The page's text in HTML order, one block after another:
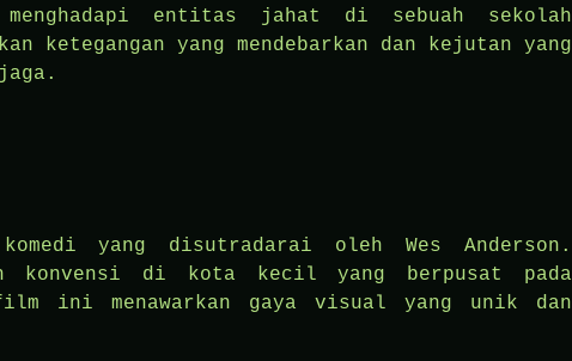
entitas jahat di sebuah sekolah
ketegangan yang mendebarkan dan kejutan yang
yang disutradarai oleh Wes Anderson.
konvensi di kota kecil yang berpusat pada
ini menawarkan gaya visual yang unik dan